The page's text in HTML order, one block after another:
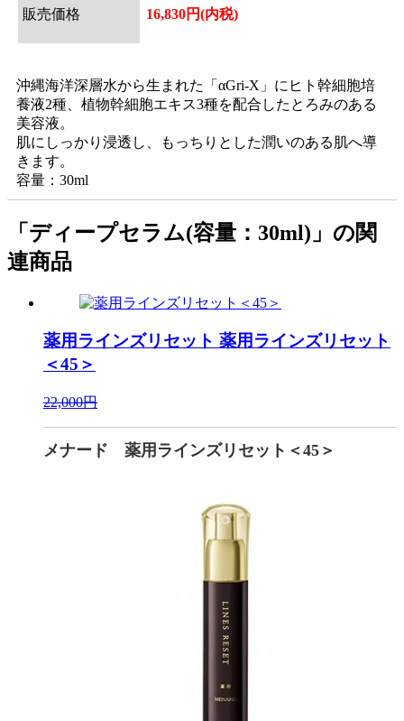
販売価格 16,830円(内税)
沖縄海洋深層水から生まれた「αGri-X」にヒト幹細胞培
養液2種、植物幹細胞エキス3種を配合したとろみのある
美容液。
肌にしっかり浸透し、もっちりとした潤いのある肌へ導
きます。
容量：30ml
「ディープセラム(容量：30ml)」の関
連商品
薬用ラインズリセット 薬用ラインズリセット
＜45＞
22,000円
メナード 薬用ラインズリセット＜45＞